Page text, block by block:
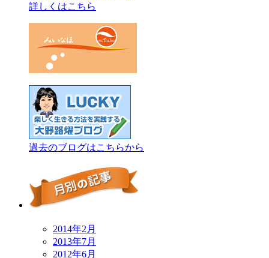
詳しくはこちら
過去のブログはこちらから
2014年2月
2013年7月
2012年6月